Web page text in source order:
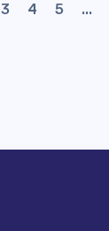
3 4 5 ...